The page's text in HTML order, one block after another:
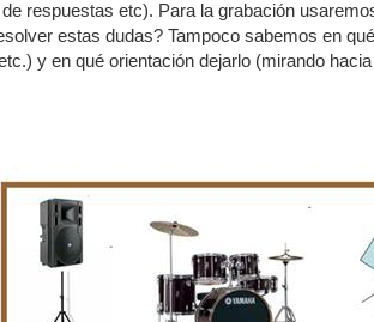
respuestas etc). Para la grabación
estas dudas? Tampoco sabemos en
y en qué orientación dejarlo (mirando